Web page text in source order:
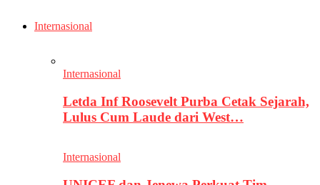
Internasional
Internasional
Letda Inf Roosevelt Purba Cetak Sejarah,
Lulus Cum Laude dari West…
Internasional